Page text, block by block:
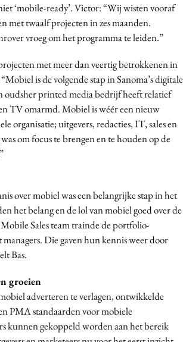
‘mobile-ready’. Victor: “Wij wisten vooraf
met twaalf projecten in zes maanden.
vroeg om het programma te leiden.”
met meer dan veertig betrokkenen in
is de volgende stap in Sanoma’s digitale
oudsher printed media bedrijf heeft relatief
TV omarmd. Mobiel is wéér een nieuw
organisatie; uitgevers, redacties, IT, sales en
om focus te brengen en te houden op de
over mobiel was een belangrijke stap in het
het belang en de lol van mobiel goed over de
Sales team trainde de portfolio-
Die gaven hun kennis weer door
Bas.
groeien
adverteren te verlagen, ontwikkelde
PMA standaarden voor mobiele
kunnen gekoppeld worden aan het bereik